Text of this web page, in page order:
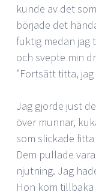
kunde av det
började det
fuktig medan jag
och svepte min
”Fortsätt titta,
Jag gjorde just
över munnar,
som slickade
Dem pullade
njutning. Jag
Hon kom